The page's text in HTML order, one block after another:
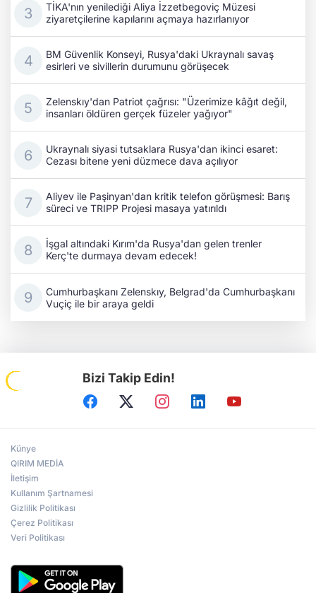
TİKA'nın yenilediği Aliya İzzetbegoviç Müzesi
ziyaretçilerine kapılarını açmaya hazırlanıyor
BM Güvenlik Konseyi, Rusya'daki Ukraynalı savaş
esirleri ve sivillerin durumunu görüşecek
Zelenskıy'dan Patriot çağrısı: "Üzerimize kâğıt değil,
insanları öldüren gerçek füzeler yağıyor"
Ukraynalı siyasi tutsaklara Rusya'dan ikinci esaret:
Cezası bitene yeni düzmece dava açılıyor
Aliyev ile Paşinyan'dan kritik telefon görüşmesi: Barış
süreci ve TRIPP Projesi masaya yatırıldı
İşgal altındaki Kırım'da Rusya'dan gelen trenler
Kerç'te durmaya devam edecek!
Cumhurbaşkanı Zelenskıy, Belgrad'da Cumhurbaşkanı
Vuçiç ile bir araya geldi
Bizi Takip Edin!
Künye
QIRIM MEDİA
İletişim
Kullanım Şartnamesi
Gizlilik Politikası
Çerez Politikası
Veri Politikası